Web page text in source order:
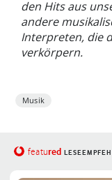
den Hits aus
andere
Interpreten, die
verkörpern.
Musik
featured